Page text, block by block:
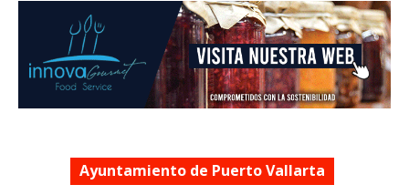
Ayuntamiento de Puerto Vallarta